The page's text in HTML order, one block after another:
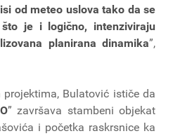
od meteo uslova tako da se
je i logično, intenziviraju
planirana dinamika”,
Bulatović ističe da
” završava stambeni objekat
i početka raskrsnice ka